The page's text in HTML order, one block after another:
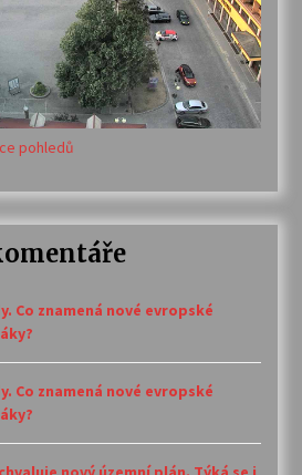
pohledů
Co znamená nové evropské
Co znamená nové evropské